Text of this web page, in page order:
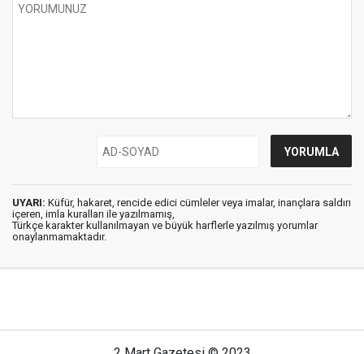
UYARI: Küfür, hakaret, rencide edici cümleler veya imalar, inançlara saldırı
içeren, imla kuralları ile yazılmamış,
Türkçe karakter kullanılmayan ve büyük harflerle yazılmış yorumlar
onaylanmamaktadır.